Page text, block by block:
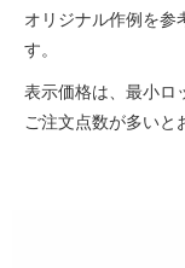
オリジナル作例を参
す。
表示価格は、最小ロ
ご注文点数が多いと